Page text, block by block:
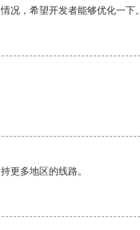
况，希望开发者能够优化一下。
更多地区的线路。